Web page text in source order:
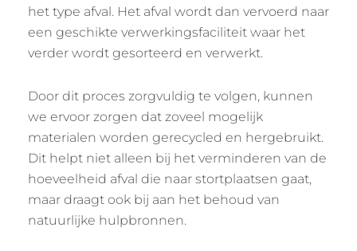
het type afval. Het afval wordt dan vervoerd naar
een geschikte verwerkingsfaciliteit waar het
verder wordt gesorteerd en verwerkt.
Door dit proces zorgvuldig te volgen, kunnen
we ervoor zorgen dat zoveel mogelijk
materialen worden gerecycled en hergebruikt.
Dit helpt niet alleen bij het verminderen van de
hoeveelheid afval die naar stortplaatsen gaat,
maar draagt ook bij aan het behoud van
natuurlijke hulpbronnen.